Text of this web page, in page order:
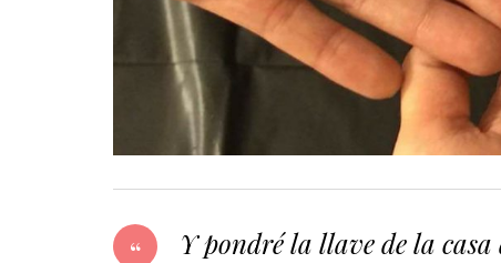
Y pondré la llave de la